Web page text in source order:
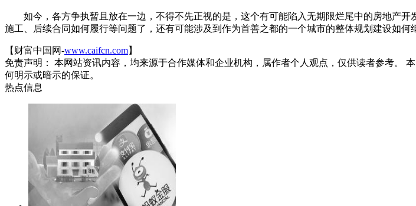
如今，各方争执暂且放在一边，不得不先正视的是，这个有可能陷入无期限烂尾中的房地产开
施工、后续合同如何履行等问题了，还有可能涉及到作为首善之都的一个城市的整体规划建设如何
【财富中国网-www.caifcn.com】
免责声明： 本网站资讯内容，均来源于合作媒体和企业机构，属作者个人观点，仅供读者参考。
何明示或暗示的保证。
热点信息